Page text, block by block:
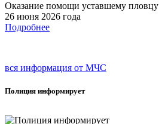
Оказание помощи уставшему пловцу
26 июня 2026 года
Подробнее
вся информация от МЧС
Полиция информирует